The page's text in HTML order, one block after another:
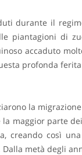
durante il
piantagioni di
accaduto
profonda
la
maggior parte
così
metà degli